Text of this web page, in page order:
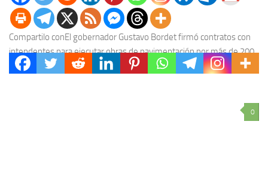
Compartilo conEl gobernador Gustavo Bordet firmó contratos con
intendentes para ejecutar obras de pavimentación por más de 200
millones de pesos en Villa del Rosario,...
0